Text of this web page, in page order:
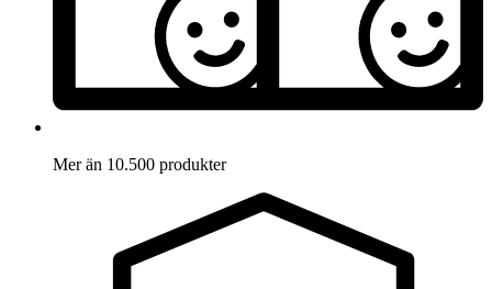
Mer än 10.500 produkter